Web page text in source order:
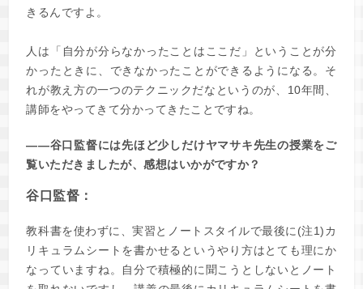
きるんですよ。
人は「自分が分らなかったことはここだ」ということが分
かったときに、できなかったことができるようになる。そ
れが教え方の一つのテクニックだなというのが、10年間、
講師をやってきて分かってきたことですね。
――谷口監督には先ほど少しだけヤマサキ先生の授業をご
覧いただきましたが、感想はいかがですか？
谷口監督：
教科書を使わずに、実習とノートスタイルで最後に (注1)カ
リキュラムシートを書かせるというやり方はとても理にか
なっていますね。自分で積極的に聞こうとしないとノート